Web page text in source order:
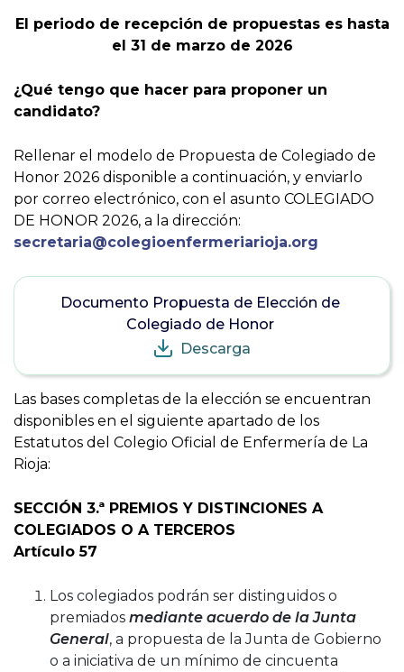
El periodo de recepción de propuestas es hasta
el 31 de marzo de 2026
¿Qué tengo que hacer para proponer un
candidato?
Rellenar el modelo de Propuesta de Colegiado de
Honor 2026 disponible a continuación, y enviarlo
por correo electrónico, con el asunto COLEGIADO
DE HONOR 2026, a la dirección:
secretaria@colegioenfermeriarioja.org
Documento Propuesta de Elección de
Colegiado de Honor
Descarga
Las bases completas de la elección se encuentran
disponibles en el siguiente apartado de los
Estatutos del Colegio Oficial de Enfermería de La
Rioja:
SECCIÓN 3.ª PREMIOS Y DISTINCIONES A
COLEGIADOS O A TERCEROS
Artículo 57
Los colegiados podrán ser distinguidos o
premiados mediante acuerdo de la Junta
General, a propuesta de la Junta de Gobierno
o a iniciativa de un mínimo de cincuenta